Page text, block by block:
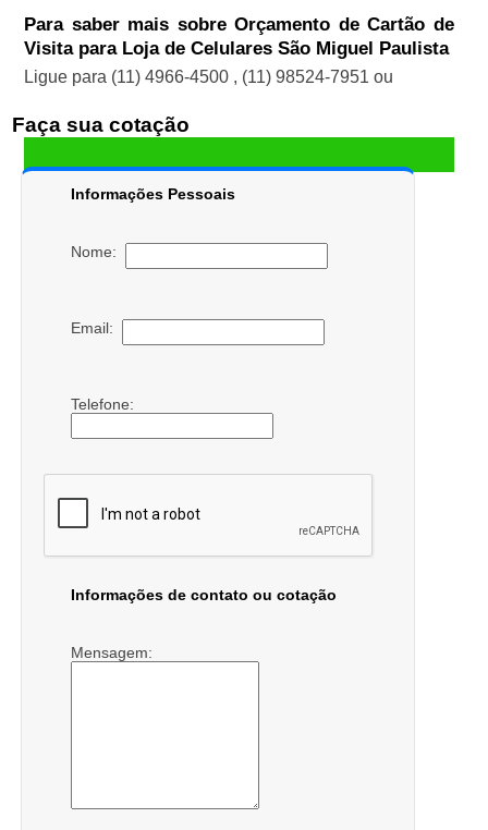
Para saber mais sobre Orçamento de Cartão de
Visita para Loja de Celulares São Miguel Paulista
Ligue para (11) 4966-4500 , (11) 98524-7951 ou
Faça sua cotação
Informações Pessoais
Nome:
Email:
Telefone:
Informações de contato ou cotação
Mensagem: